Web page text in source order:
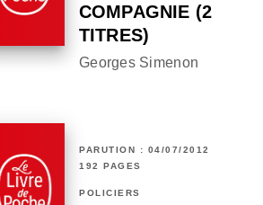
COMPAGNIE (2
TITRES)
Georges Simenon
PARUTION : 04/07/2012
192 PAGES
POLICIERS